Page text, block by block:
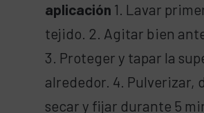
aplicación 1. Lavar
tejido. 2. Agitar bien
3. Proteger y tapar la
alrededor. 4. Pulverizar,
secar y fijar durante 5